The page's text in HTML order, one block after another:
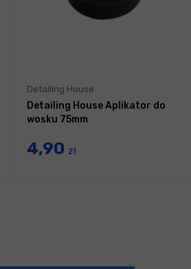
Detailing House
Detailing House Aplikator do
wosku 75mm
4,90 zł